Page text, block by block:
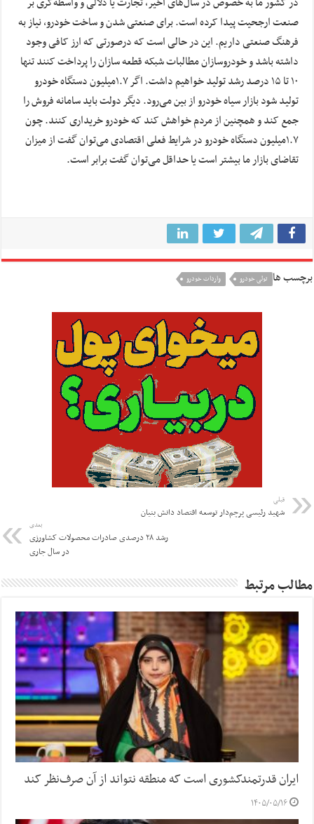
صنعت ارجحیت پیدا کرده است. برای صنعتی شدن و ساخت خودرو، نیاز به
فرهنگ صنعتی داریم. این در حالی است که درصورتی که ارز کافی وجود
داشته باشد و خودروسازان مطالبات شبکه قطعه سازان را پرداخت کنند تنها
۱۰ تا ۱۵ درصد رشد تولید خواهیم داشت. اگر ۱.۷میلیون دستگاه خودرو
تولید شود بازار سیاه خودرو از بین می‌رود. دیگر دولت باید سامانه فروش را
جمع کند و همچنین از مردم خواهش کند که خودرو خریداری کنند. چون
۱.۷میلیون دستگاه خودرو در شرایط فعلی اقتصادی می‌توان گفت از میزان
تقاضای بازار ما بیشتر است یا حداقل می‌توان گفت برابر است.
برچسب ها تولی خودرو واردات خودرو
قبلی
شهید رئیسی پرچم‌دار توسعه اقتصاد دانش بنیان
بعدی
رشد ۲۸ درصدی صادرات محصولات کشاورزی
در سال جاری
مطالب مرتبط
ایران قدرتمندکشوری است که منطقه نتواند از آن صرف‌نظر کند
۱۴۰۵/۰۵/۱۶